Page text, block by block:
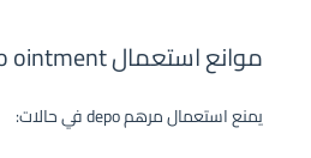
موانع استعمال depo ointment
يمنع استعمال مرهم depo في حالات: